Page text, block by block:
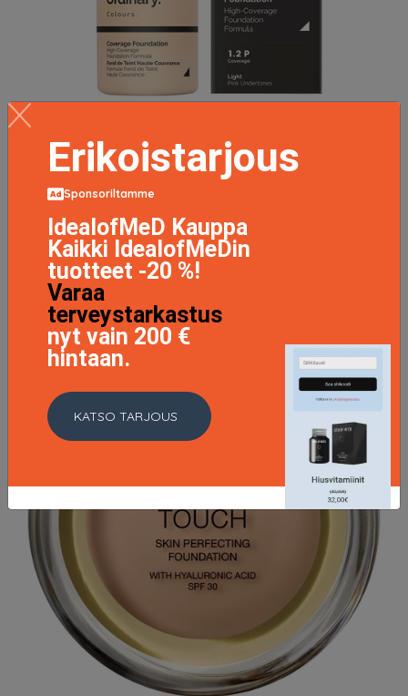
The Ordinary Coverage Foundation 30ml - 1.2 P Light
Pink
10.5 EUR
LISÄTIETOJA
Erikoistarjous
Sponsoriltamme
IdealofMeD Kauppa
Kaikki IdealofMeDin
tuotteet -20 %!
Varaa
terveystarkastus
nyt vain 200 €
hintaan.
KATSO TARJOUS